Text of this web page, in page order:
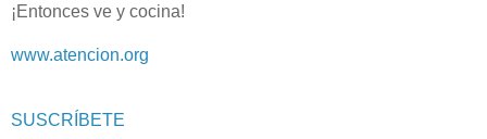
¡Entonces ve y cocina!
www.atencion.org
SUSCRÍBETE